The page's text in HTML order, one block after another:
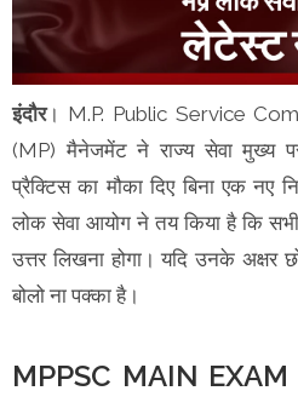
इंदौर। M.P. Public Service
(MP) मैनेजमेंट ने राज्य सेवा मुख्य
प्रैक्टिस का मौका दिए बिना एक नए
लोक सेवा आयोग ने तय किया है कि सभी
उत्तर लिखना होगा। यदि उनके अक्षर
बोलो ना पक्का है।
MPPSC MAIN